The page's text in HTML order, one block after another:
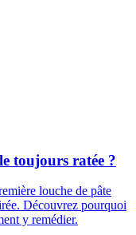
toujours ratée ?
louche de pâte
Découvrez pourquoi
y remédier.